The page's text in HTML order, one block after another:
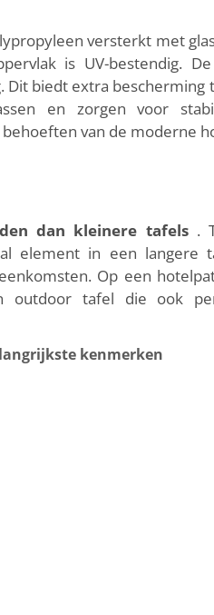
versterkt met
is UV-bestendig.
biedt extra bescherming
en zorgen voor
van de moderne
dan kleinere tafels .
element in een langere
Op een
outdoor tafel die ook
kenmerken